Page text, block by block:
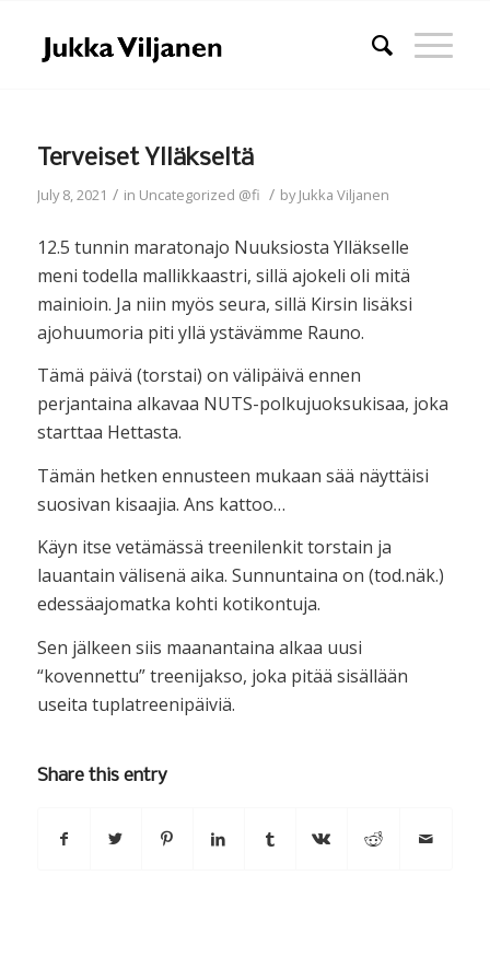
Terveiset Ylläkseltä
July 8, 2021 / in Uncategorized @fi / byJukka Viljanen
12.5 tunnin maratonajo Nuuksiosta Ylläkselle
meni todella mallikkaastri, sillä ajokeli oli mitä
mainioin. Ja niin myös seura, sillä Kirsin lisäksi
ajohuumoria piti yllä ystävämme Rauno.
Tämä päivä (torstai) on välipäivä ennen
perjantaina alkavaa NUTS-polkujuoksukisaa, joka
starttaa Hettasta.
Tämän hetken ennusteen mukaan sää näyttäisi
suosivan kisaajia. Ans kattoo…
Käyn itse vetämässä treenilenkit torstain ja
lauantain välisenä aika. Sunnuntaina on (tod.näk.)
edessäajomatka kohti kotikontuja.
Sen jälkeen siis maanantaina alkaa uusi
“kovennettu” treenijakso, joka pitää sisällään
useita tuplatreenipäiviä.
Share this entry